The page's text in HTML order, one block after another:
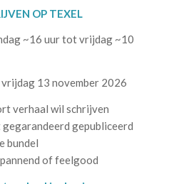
OP TEXEL
~16 uur tot vrijdag ~10
vrijdag 13 november 2026
verhaal wil schrijven
gepubliceerd
bundel
of feelgood